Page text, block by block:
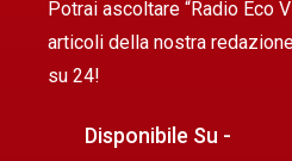
Potrai ascoltare “Radio Eco
articoli della nostra
su 24!
Disponibile Su -